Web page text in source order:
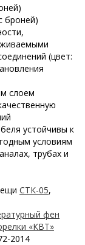
броней)
(цвет:
слоем
устойчивы к
условиям
трубах и
СТК-05,
фен
«КВТ»
2014